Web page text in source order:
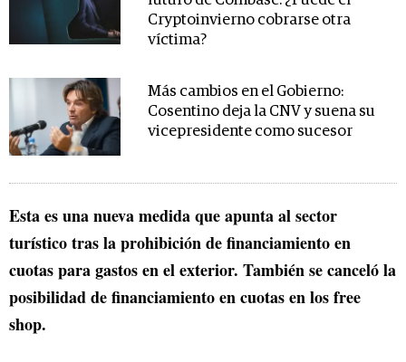
Cryptoinvierno cobrarse otra
víctima?
Más cambios en el Gobierno:
Cosentino deja la CNV y suena su
vicepresidente como sucesor
Esta es una nueva medida que apunta al sector
turístico tras la prohibición de financiamiento en
cuotas para gastos en el exterior. También se canceló la
posibilidad de financiamiento en cuotas en los free
shop.